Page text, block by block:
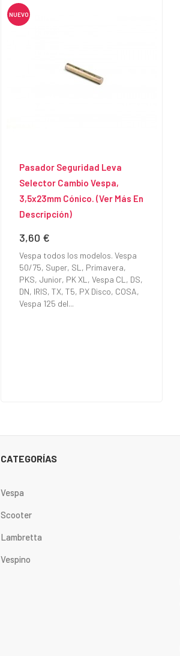
NUEVO
Pasador Seguridad Leva
Selector Cambio Vespa,
3,5x23mm Cónico. (Ver Más En
Descripción)
Precio
3,60 €
Vespa todos los modelos. Vespa
50/75, Super, SL, Primavera,
PKS, Junior, PK XL, Vespa CL, DS,
DN, IRIS, TX, T5, PX Disco, COSA,
Vespa 125 del...
CATEGORÍAS
Vespa
Scooter
Lambretta
Vespino